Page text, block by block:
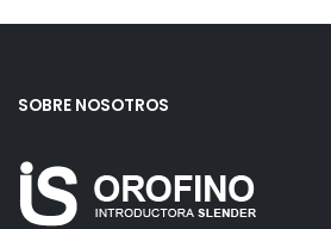
SOBRE NOSOTROS